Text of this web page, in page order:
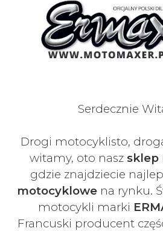
Serdecznie
Drogi motocyklisto,
witamy, oto nasz sklep
gdzie znajdziecie
motocyklowena rynku.
motocykli marki
Francuski producent